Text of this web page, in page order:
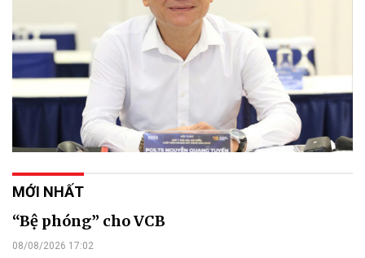
MỚI NHẤT
“Bệ phóng” cho VCB
08/08/2026 17:02